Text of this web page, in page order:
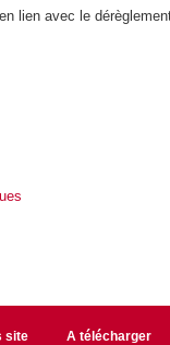
lien avec le
site A télécharger